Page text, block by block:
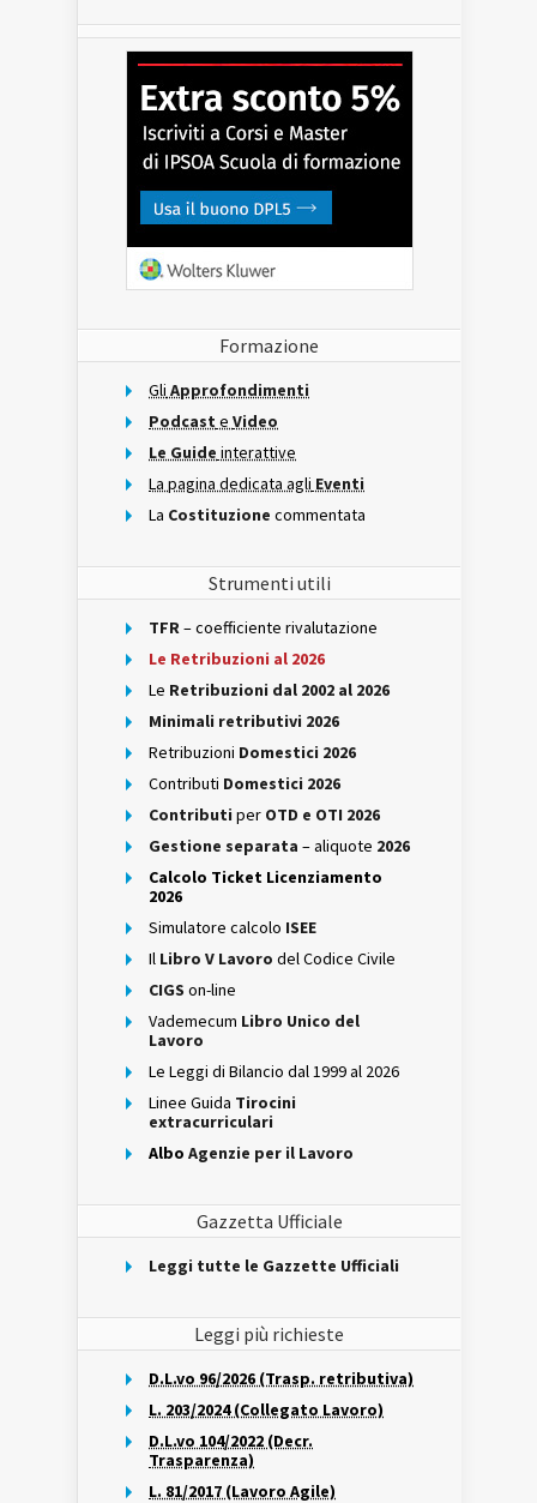
Formazione
Gli Approfondimenti
Podcast e Video
Le Guide interattive
La pagina dedicata agli Eventi
La Costituzione commentata
Strumenti utili
TFR– coefficiente rivalutazione
Le Retribuzioni al 2026
Le Retribuzioni dal 2002 al 2026
Minimali retributivi 2026
Retribuzioni Domestici 2026
Contributi Domestici 2026
Contributi per OTD e OTI 2026
Gestione separata – aliquote 2026
Calcolo Ticket Licenziamento
2026
Simulatore calcolo ISEE
Il Libro V Lavoro del Codice Civile
CIGS on-line
Vademecum Libro Unico del
Lavoro
Le Leggi di Bilancio dal 1999 al 2026
Linee Guida Tirocini
extracurriculari
Albo Agenzie per il Lavoro
Gazzetta Ufficiale
Leggi tutte le Gazzette Ufficiali
Leggi più richieste
D.L.vo 96/2026 (Trasp. retributiva)
L. 203/2024 (Collegato Lavoro)
D.L.vo 104/2022 (Decr.
Trasparenza)
L. 81/2017 (Lavoro Agile)